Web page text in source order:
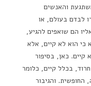
והאנשים
לבדם בעולם, או
הם שואפים להגיע,
כי הוא לא קיים, אלא
קיים. כאן, בסיפור
בכלל קיים, כלומר
החופשית. והגיבור